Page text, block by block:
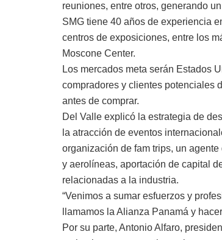
reuniones, entre otros, generando
SMG tiene 40 años de experiencia
centros de exposiciones, entre los
Moscone Center.
Los mercados meta serán Estados
compradores y clientes potenciales
antes de comprar.
Del Valle explicó la estrategia de
la atracción de eventos
organización de fam trips, un
y aerolíneas, aportación de capital
relacionadas a la industria.
“Venimos a sumar esfuerzos y
llamamos la Alianza Panamá y
Por su parte, Antonio Alfaro,